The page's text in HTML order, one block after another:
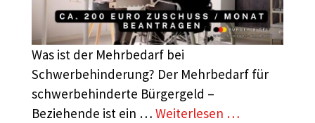
Was ist der Mehrbedarf bei
Schwerbehinderung? Der Mehrbedarf für
schwerbehinderte Bürgergeld –
Beziehende ist ein … Weiterlesen …